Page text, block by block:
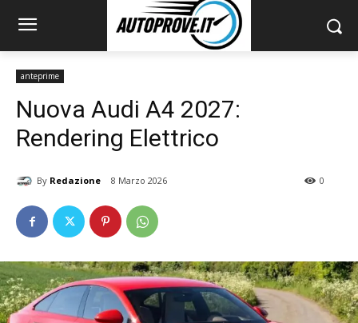
anteprime
Nuova Audi A4 2027:
Rendering Elettrico
By Redazione 8 Marzo 2026 0